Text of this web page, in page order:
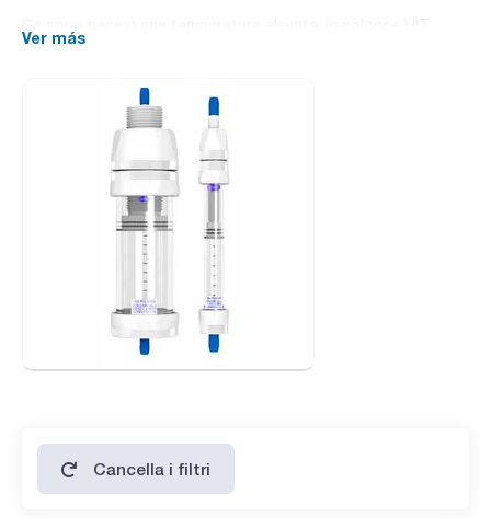
sono la scelta ideale. Per ulteriori informazioni rivolgersi a
Sono disponibili anche colonne di ricambio, o-ring e fritti di
ricambio. Richiedili a customerservice@scharlab.it.
Ver más
Cancella i filtri